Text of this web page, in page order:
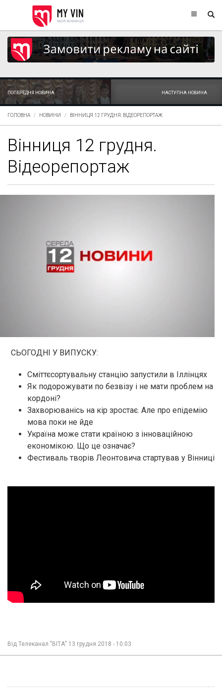
ПОПЕРЕДНЯ НОВИНА НАСТУПНА НОВИНА
ГОЛОВНА НОВИНИ ВІННИЦЯ 12 ГРУДНЯ. ВІДЕОРЕПОРТАЖ
Вінниця 12 грудня.
Відеорепортаж
СЬОГОДНІ У ВИПУСКУ:
Сміттєсортувальну станцію запустили в Іллінцях
Як подорожувати по безвізу і не мати проблем на
кордоні?
Захворюванісь на кір зростає. Але про епідемію
мова поки не йде
Україна може стати країною з інноваційною
економікою. Що це означає?
Фестиваль творів Леонтовича стартував у Вінниці
Від Телеканал "ВІТА" 13 грудня 2018 - 10:03